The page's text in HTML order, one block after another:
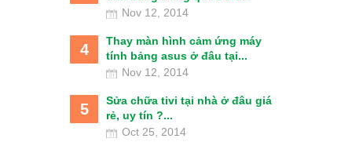
Nov 12, 2014
4
Thay màn hình cảm ứng máy
tính bảng asus ở đâu tại...
Nov 12, 2014
5
Sửa chữa tivi tại nhà ở đâu giá
rẻ, uy tín ?...
Oct 25, 2014